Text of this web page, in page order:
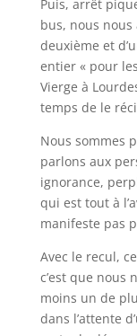
Puis, arrêt
bus, nous
deuxième et
entier « pour
Vierge à
temps de le
Nous sommes
parlons aux
ignorance,
qui est tout à
manifeste pas
Avec le recul,
c’est que nous
moins un de
dans l’attente